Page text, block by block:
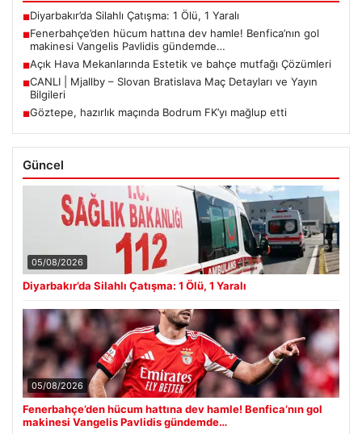
■Diyarbakır’da Silahlı Çatışma: 1 Ölü, 1 Yaralı
■Fenerbahçe’den hücum hattına dev hamle! Benfica’nın gol
makinesi Vangelis Pavlidis gündemde…
■Açık Hava Mekanlarında Estetik ve bahçe mutfağı Çözümleri
■CANLI | Mjallby – Slovan Bratislava Maç Detayları ve Yayın
Bilgileri
■Göztepe, hazırlık maçında Bodrum FK’yı mağlup etti
Güncel
05/08/2026
Diyarbakır’da Silahlı Çatışma: 1 Ölü, 1 Yaralı
05/08/2026
Fenerbahçe’den hücum hattına dev hamle! Benfica’nın gol
makinesi Vangelis Pavlidis gündemde…